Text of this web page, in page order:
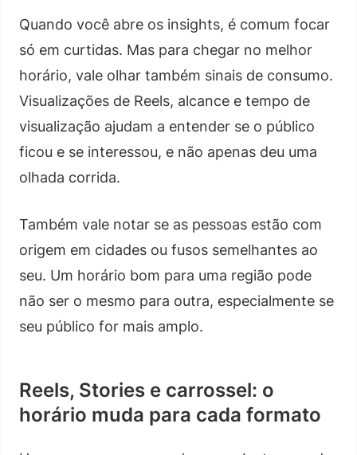
Quando você abre os insights, é comum focar
só em curtidas. Mas para chegar no melhor
horário, vale olhar também sinais de consumo.
Visualizações de Reels, alcance e tempo de
visualização ajudam a entender se o público
ficou e se interessou, e não apenas deu uma
olhada corrida.
Também vale notar se as pessoas estão com
origem em cidades ou fusos semelhantes ao
seu. Um horário bom para uma região pode
não ser o mesmo para outra, especialmente se
seu público for mais amplo.
Reels, Stories e carrossel: o
horário muda para cada formato